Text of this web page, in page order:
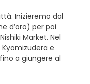
Inizieremo dal
d’oro) per poi
Market. Nel
e
a giungere al